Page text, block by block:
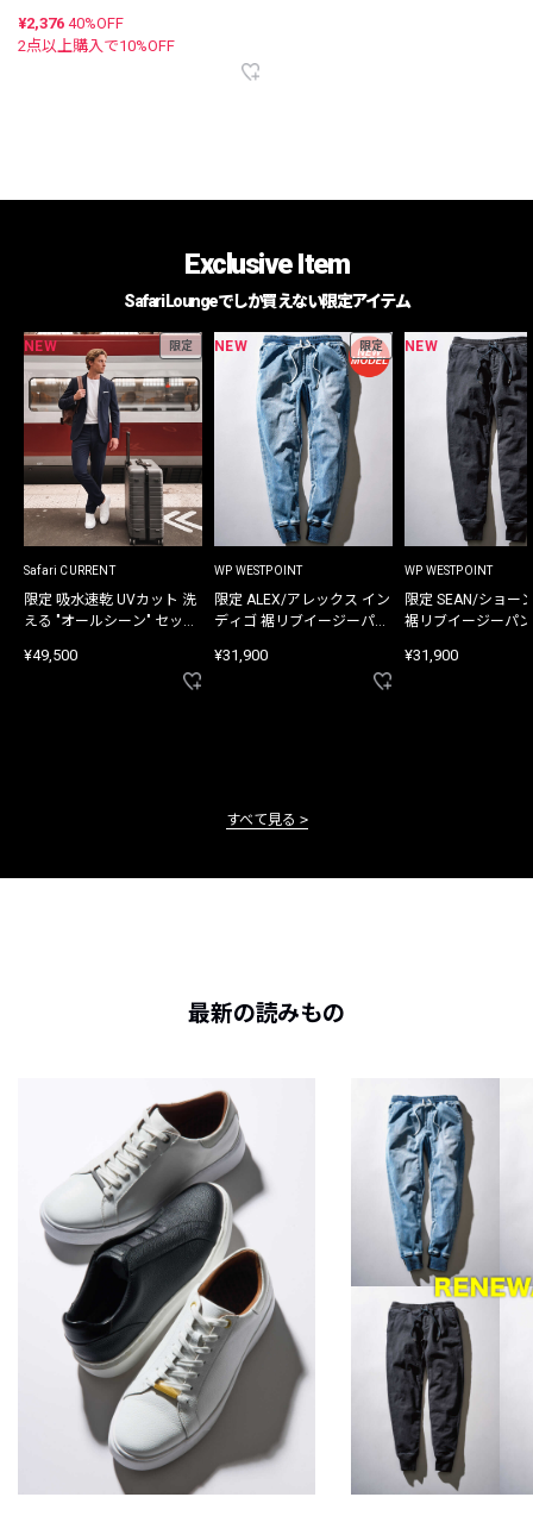
¥2,376 40%OFF
2点以上購入で10%OFF
Exclusive Item
Safari Loungeでしか買えない限定アイテム
NEW 限定
Safari CURRENT
限定 吸水速乾 UVカット 洗
える "オールシーン" セット
¥49,500
NEW 限定
WP WESTPOINT
限定 ALEX/アレックス イン
ディゴ 裾リブイージーパン
¥31,900
NEW
WP WESTPOINT
限定 SEAN/ショー
裾リブイージーパ
¥31,900
すべて見る
最新の読みもの